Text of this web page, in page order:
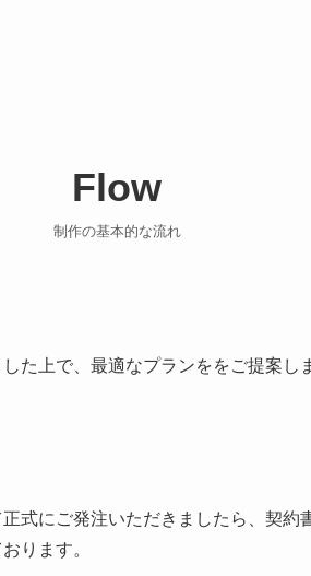
Flow
制作の基本的な流れ
た上で、最適なプランををご提案し
式にご発注いただきましたら、契約
ります。